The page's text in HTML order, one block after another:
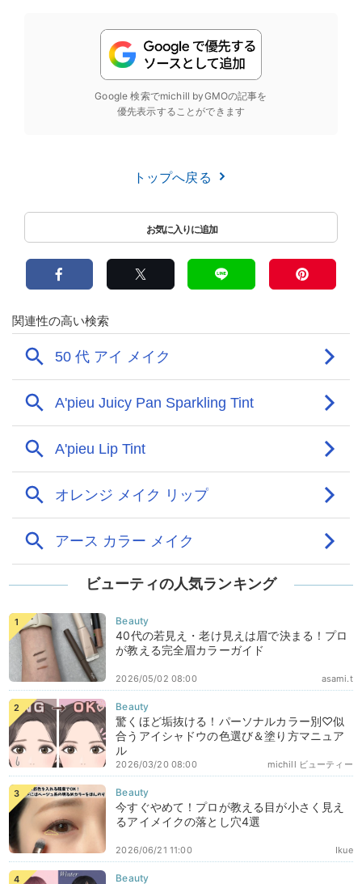
Google 検索でmichill byGMOの記事を
優先表示することができます
トップへ戻る
ビューティの人気ランキング
40代の若見え・老け見えは眉で決まる！プロ
が教える完全眉カラーガイド
asami.t
2026/05/02 08:00
驚くほど垢抜ける！パーソナルカラー別♡似
合うアイシャドウの色選び＆塗り方マニュア
ル
michill ビューティー
2026/03/20 08:00
今すぐやめて！プロが教える目が小さく見え
るアイメイクの落とし穴4選
Ikue
2026/06/21 11:00